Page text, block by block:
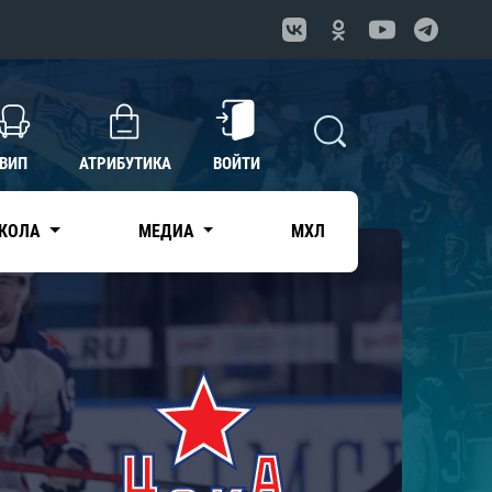
ВИП АТРИБУТИКА ВОЙТИ
МЕДИА МХЛ